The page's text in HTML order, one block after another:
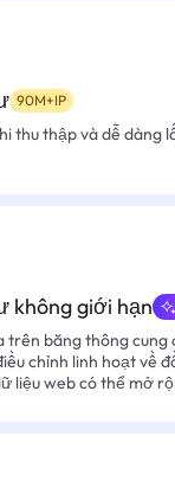
90M+IP
thu thập và dễ dàng
không giới hạn
trên băng thông cung
chỉnh linh hoạt về
liệu web có thể mở